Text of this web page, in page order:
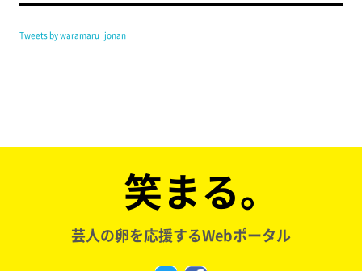
Tweets by waramaru_jonan
笑まる。
芸人の卵を応援するWebポータル